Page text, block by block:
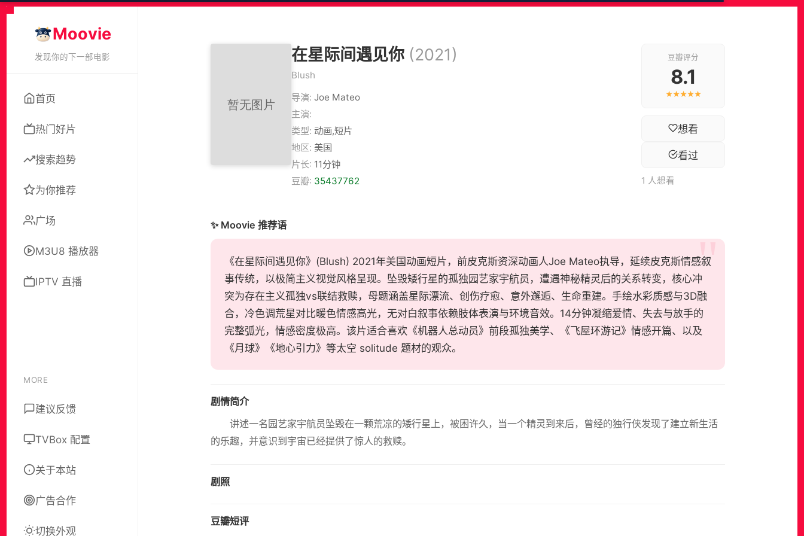
Moovie
发现你的下一部电影
首页
热门好片
搜索趋势
为你推荐
广场
M3U8 播放器
IPTV 直播
MORE
建议反馈
TVBox 配置
关于本站
广告合作
切换外观
在星际间遇见你 (2021)
Blush
导演: Joe Mateo
主演:
类型: 动画,短片
地区: 美国
片长: 11分钟
豆瓣: 35437762
豆瓣评分
8.1
★★★★★
想看
看过
1 人想看
✨ Moovie 推荐语
《在星际间遇见你》(Blush) 2021年美国动画短片，前皮克斯资深动画人Joe Mateo执导，延续皮克斯情感叙
事传统，以极简主义视觉风格呈现。坠毁矮行星的孤独园艺家宇航员，遭遇神秘精灵后的关系转变，核心冲
突为存在主义孤独vs联结救赎，母题涵盖星际漂流、创伤疗愈、意外邂逅、生命重建。手绘水彩质感与3D融
合，冷色调荒星对比暖色情感高光，无对白叙事依赖肢体表演与环境音效。14分钟凝缩爱情、失去与放手的
完整弧光，情感密度极高。该片适合喜欢《机器人总动员》前段孤独美学、《飞屋环游记》情感开篇、以及
《月球》《地心引力》等太空 solitude 题材的观众。
剧情简介
讲述一名园艺家宇航员坠毁在一颗荒凉的矮行星上，被困许久，当一个精灵到来后，曾经的独行侠发现了建立新生活
的乐趣，并意识到宇宙已经提供了惊人的救赎。
剧照
豆瓣短评